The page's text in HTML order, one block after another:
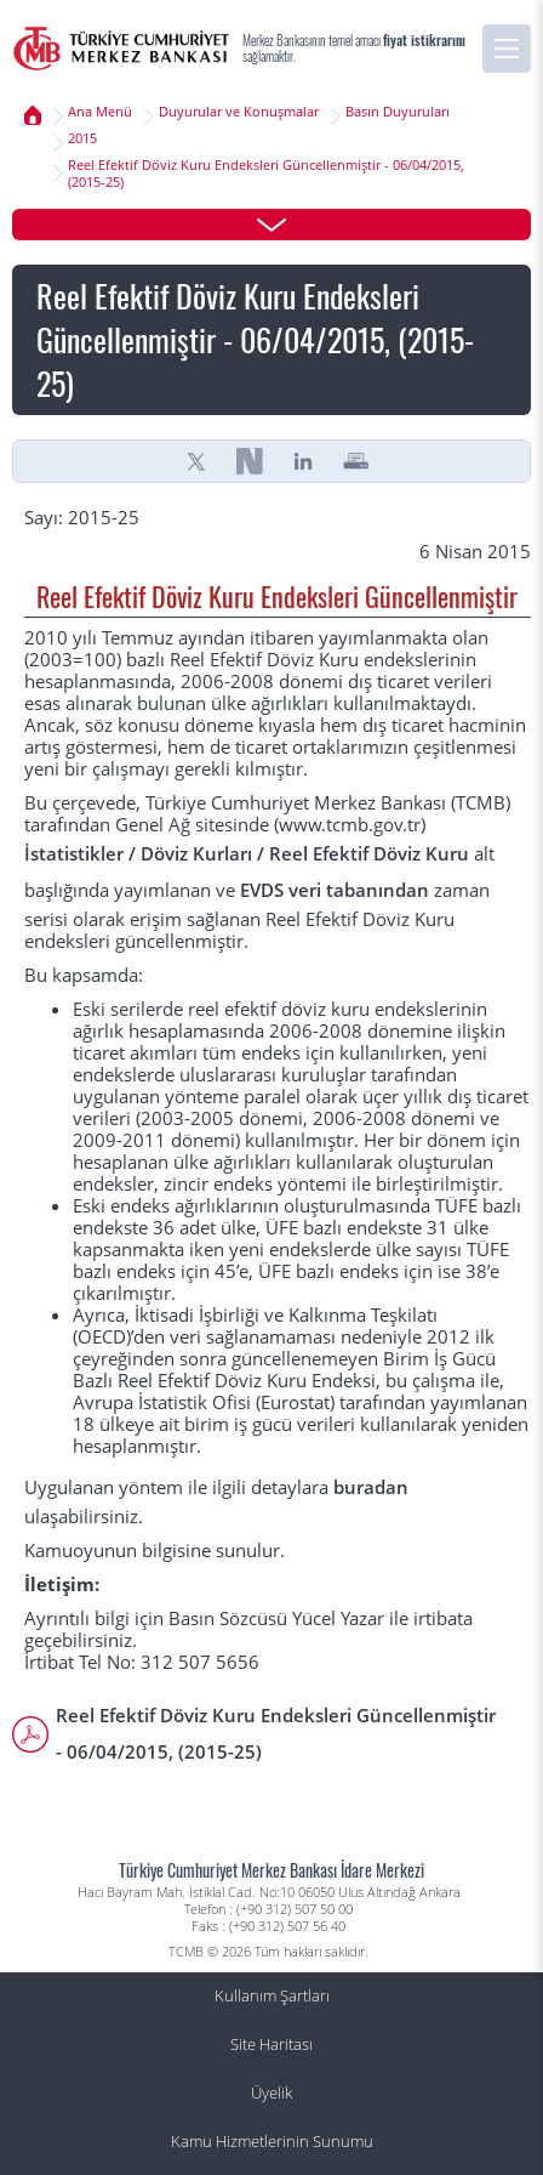
Merkez Bankasının temel amacıfiyat istikrarını
sağlamaktır.
Ana Menü Duyurular ve Konuşmalar
Basın Duyuruları
2015
Reel Efektif Döviz Kuru Endeksleri Güncellenmiştir - 06/04/2015,
(2015-25)
Reel Efektif Döviz Kuru Endeksleri
Güncellenmiştir - 06/04/2015, (2015-
25)
Sayı: 2015-25
6 Nisan 2015
Reel Efektif Döviz Kuru Endeksleri Güncellenmiştir
2010 yılı Temmuz ayından itibaren yayımlanmakta olan
(2003=100) bazlı Reel Efektif Döviz Kuru endekslerinin
hesaplanmasında, 2006-2008 dönemi dış ticaret verileri
esas alınarak bulunan ülke ağırlıkları kullanılmaktaydı.
Ancak, söz konusu döneme kıyasla hem dış ticaret hacminin
artış göstermesi, hem de ticaret ortaklarımızın çeşitlenmesi
yeni bir çalışmayı gerekli kılmıştır.
Bu çerçevede, Türkiye Cumhuriyet Merkez Bankası (TCMB)
tarafından Genel Ağ sitesinde (www.tcmb.gov.tr)
İstatistikler / Döviz Kurları / Reel Efektif Döviz Kuru alt
başlığında yayımlanan ve EVDS veri tabanından zaman
serisi olarak erişim sağlanan Reel Efektif Döviz Kuru
endeksleri güncellenmiştir.
Bu kapsamda:
Eski serilerde reel efektif döviz kuru endekslerinin
ağırlık hesaplamasında 2006-2008 dönemine ilişkin
ticaret akımları tüm endeks için kullanılırken, yeni
endekslerde uluslararası kuruluşlar tarafından
uygulanan yönteme paralel olarak üçer yıllık dış ticaret
verileri (2003-2005 dönemi, 2006-2008 dönemi ve
2009-2011 dönemi) kullanılmıştır. Her bir dönem için
hesaplanan ülke ağırlıkları kullanılarak oluşturulan
endeksler, zincir endeks yöntemi ile birleştirilmiştir.
Eski endeks ağırlıklarının oluşturulmasında TÜFE bazlı
endekste 36 adet ülke, ÜFE bazlı endekste 31 ülke
kapsanmakta iken yeni endekslerde ülke sayısı TÜFE
bazlı endeks için 45’e, ÜFE bazlı endeks için ise 38’e
çıkarılmıştır.
Ayrıca, İktisadi İşbirliği ve Kalkınma Teşkilatı
(OECD)’den veri sağlanamaması nedeniyle 2012 ilk
çeyreğinden sonra güncellenemeyen Birim İş Gücü
Bazlı Reel Efektif Döviz Kuru Endeksi, bu çalışma ile,
Avrupa İstatistik Ofisi (Eurostat) tarafından yayımlanan
18 ülkeye ait birim iş gücü verileri kullanılarak yeniden
hesaplanmıştır.
Uygulanan yöntem ile ilgili detaylara buradan
ulaşabilirsiniz.
Kamuoyunun bilgisine sunulur.
İletişim:
Ayrıntılı bilgi için Basın Sözcüsü Yücel Yazar ile irtibata
geçebilirsiniz.
İrtibat Tel No: 312 507 5656
Reel Efektif Döviz Kuru Endeksleri Güncellenmiştir
- 06/04/2015, (2015-25)
Türkiye Cumhuriyet Merkez Bankası İdare Merkezi
Hacı Bayram Mah. İstiklal Cad. No:10 06050 Ulus Altındağ Ankara
Telefon : (+90 312) 507 50 00
Faks : (+90 312) 507 56 40
TCMB © 2026 Tüm hakları saklıdır.
Kullanım Şartları
Site Haritası
Üyelik
Kamu Hizmetlerinin Sunumu